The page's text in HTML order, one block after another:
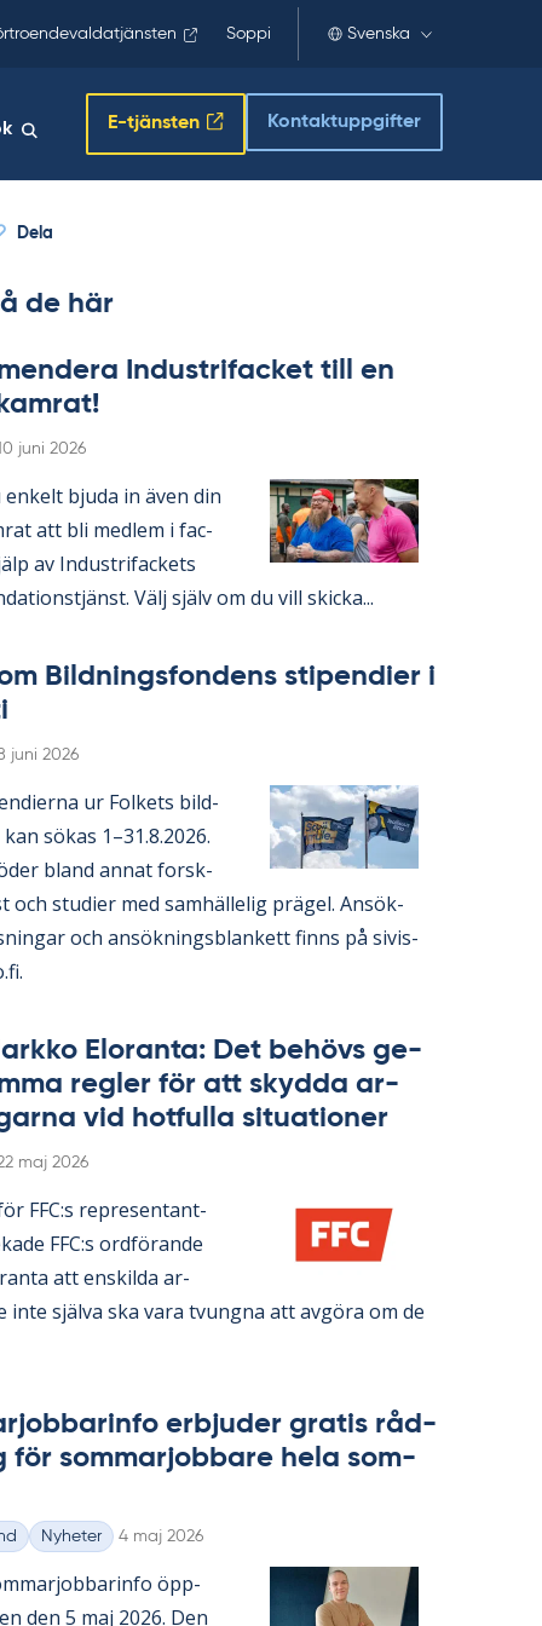
Soppi Svenska
E-tjänsten Kontaktuppgifter
Dela
de här
In­du­stri­fac­ket till en
juni 2026
bju­da in även din
att bli med­lem i fac­
av In­du­stri­fac­kets
Välj själv om du vill skic­ka...
Bild­nings­fon­dens sti­pen­di­er i
juni 2026
ur Fol­kets bild­
sö­kas 1–31.8.2026.
bland an­nat forsk­
och stu­di­er med sam­häl­le­lig prä­gel. An­sök­
och an­sök­nings­blan­kett fin­ns på si­vis­
Elo­ran­ta: Det be­hö­vs ge­
reg­ler för att skyd­da ar­
vid hot­ful­la si­tu­a­tio­ner
maj 2026
FFC:s re­pre­sen­tant­
FFC:s ord­fö­ran­de
att en­skil­da ar­
inte själva ska vara tvung­na att av­gö­ra om de
er­bju­der gra­tis råd­
för som­mar­job­ba­re hela som­
Nyheter Skriven
4 maj 2026
öpp­
den 5 maj 2026. Den